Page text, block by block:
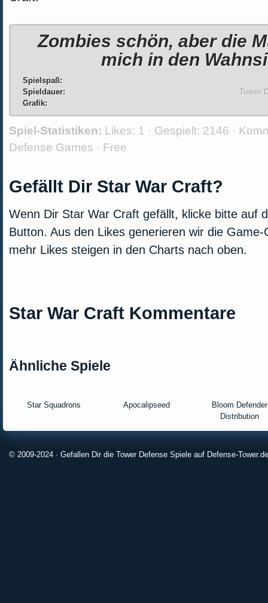
Zombies schön, aber die
mich in den
Tower
Spielspaß:
Spieldauer:
Grafik:
Spiel-Statistiken: Likes: 1 · Gespielt: 2146 ·
Defense Games · Free
Gefällt Dir Star War Craft?
Wenn Dir Star War Craft gefällt, klicke bitte auf
Button. Aus den Likes generieren wir die
mehr Likes steigen in den Charts nach oben.
Star War Craft Kommentare
Ähnliche Spiele
Star Squadrons Apocalipseed
Bloom Defender
Distribution
© 2009-2024 · Gefallen Dir die Tower Defense Spiele auf Defense-